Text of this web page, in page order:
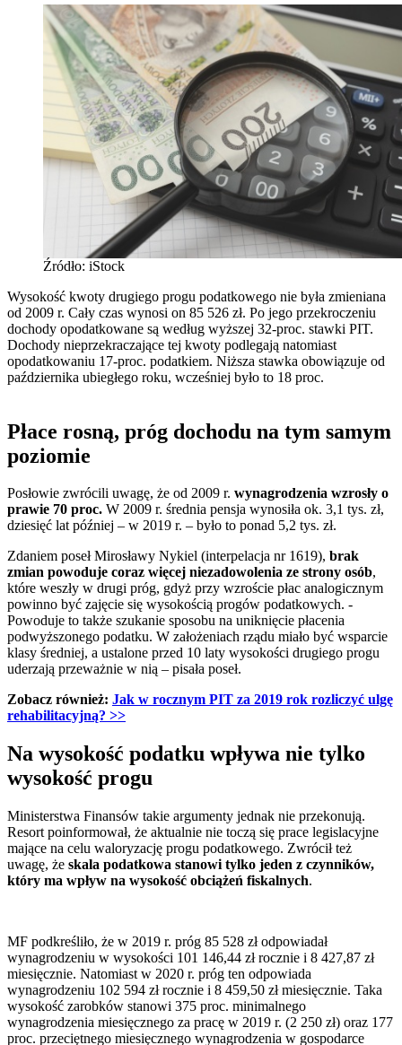
Źródło: iStock
Wysokość kwoty drugiego progu podatkowego nie była zmieniana
od 2009 r. Cały czas wynosi on 85 526 zł. Po jego przekroczeniu
dochody opodatkowane są według wyższej 32-proc. stawki PIT.
Dochody nieprzekraczające tej kwoty podlegają natomiast
opodatkowaniu 17-proc. podatkiem. Niższa stawka obowiązuje od
października ubiegłego roku, wcześniej było to 18 proc.
Płace rosną, próg dochodu na tym samym
poziomie
Posłowie zwrócili uwagę, że od 2009 r. wynagrodzenia wzrosły o
prawie 70 proc. W 2009 r. średnia pensja wynosiła ok. 3,1 tys. zł,
dziesięć lat później – w 2019 r. – było to ponad 5,2 tys. zł.
Zdaniem poseł Mirosławy Nykiel (interpelacja nr 1619), brak
zmian powoduje coraz więcej niezadowolenia ze strony osób,
które weszły w drugi próg, gdyż przy wzroście płac analogicznym
powinno być zajęcie się wysokością progów podatkowych. -
Powoduje to także szukanie sposobu na uniknięcie płacenia
podwyższonego podatku. W założeniach rządu miało być wsparcie
klasy średniej, a ustalone przed 10 laty wysokości drugiego progu
uderzają przeważnie w nią – pisała poseł.
Zobacz również: Jak w rocznym PIT za 2019 rok rozliczyć ulgę
rehabilitacyjną? >>
Na wysokość podatku wpływa nie tylko
wysokość progu
Ministerstwa Finansów takie argumenty jednak nie przekonują.
Resort poinformował, że aktualnie nie toczą się prace legislacyjne
mające na celu waloryzację progu podatkowego. Zwrócił też
uwagę, że skala podatkowa stanowi tylko jeden z czynników,
który ma wpływ na wysokość obciążeń fiskalnych.
MF podkreśliło, że w 2019 r. próg 85 528 zł odpowiadał
wynagrodzeniu w wysokości 101 146,44 zł rocznie i 8 427,87 zł
miesięcznie. Natomiast w 2020 r. próg ten odpowiada
wynagrodzeniu 102 594 zł rocznie i 8 459,50 zł miesięcznie. Taka
wysokość zarobków stanowi 375 proc. minimalnego
wynagrodzenia miesięcznego za pracę w 2019 r. (2 250 zł) oraz 177
proc. przeciętnego miesięcznego wynagrodzenia w gospodarce